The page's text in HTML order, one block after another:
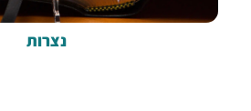
נצרות